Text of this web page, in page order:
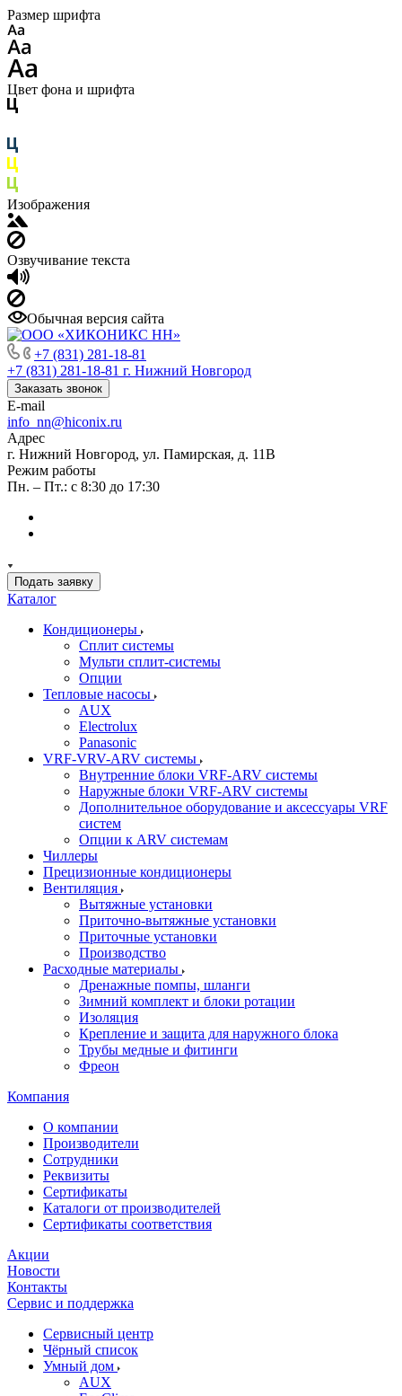
Размер шрифта
Цвет фона и шрифта
Изображения
Озвучивание текста
Обычная версия сайта
+7 (831) 281-18-81
+7 (831) 281-18-81 г. Нижний Новгород
Заказать звонок
E-mail
info_nn@hiconix.ru
Адрес
г. Нижний Новгород, ул. Памирская, д. 11В
Режим работы
Пн. – Пт.: с 8:30 до 17:30
Подать заявку
Каталог
Кондиционеры
Сплит системы
Мульти сплит-системы
Опции
Тепловые насосы
AUX
Electrolux
Panasonic
VRF-VRV-ARV системы
Внутренние блоки VRF-ARV системы
Наружные блоки VRF-ARV системы
Дополнительное оборудование и аксессуары VRF
систем
Опции к ARV системам
Чиллеры
Прецизионные кондиционеры
Вентиляция
Вытяжные установки
Приточно-вытяжные установки
Приточные установки
Производство
Расходные материалы
Дренажные помпы, шланги
Зимний комплект и блоки ротации
Изоляция
Крепление и защита для наружного блока
Трубы медные и фитинги
Фреон
Компания
О компании
Производители
Сотрудники
Реквизиты
Сертификаты
Каталоги от производителей
Сертификаты соответствия
Акции
Новости
Контакты
Сервис и поддержка
Сервисный центр
Чёрный список
Умный дом
AUX